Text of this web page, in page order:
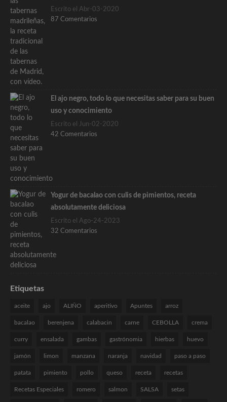
Escrito el Abr-03-2020
87 Comentarios
El ajo negro, todo lo que necesitas saber para su buen
uso y conocimiento
Escrito el Jun-02-2020
42 Comentarios
Yogur de bacalao con culis de pimientos, receta
absolutamente deliciosa
Escrito el Ago-24-2023
32 Comentarios
Etiquetas
aceite ajo ALIÑO aperitivo Apuntes arroz
bacalao berenjena calabacin carne CEBOLLA crema
curry ensalada gambas gastrónomia hierbas huevo
jamón limon manzana naranja navidad paso a paso
patata pimiento pollo queso receta recetas
Recetas Especiales romero salmon SALSA setas